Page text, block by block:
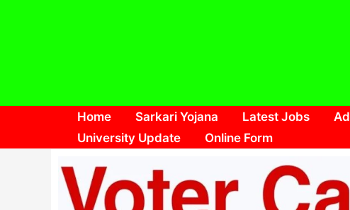
Home Sarkari Yojana Latest Jobs
University Update
Online Form